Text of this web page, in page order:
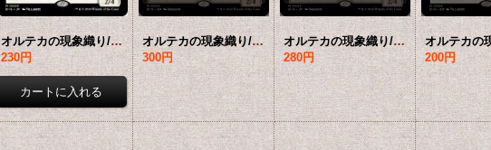
オルテカの現象織り/Oltec Matterweaver 【日本語版】 [BIG-白MR]
230円
オルテカの現象織り/Oltec Matterweaver (ショーケース版) 【英語版】 [BIG-白MR]
300円
オルテカの現象織り/Oltec Matterweaver (ショーケース版) 【日本語版】 [BIG-白MR]
280円
200円